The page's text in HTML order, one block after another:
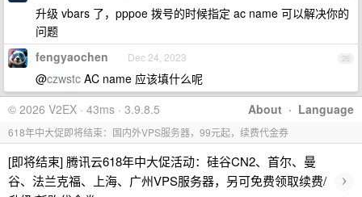
升级 vbars 了，pppoe 拨号的时候指定 ac name 可以解决你的
问题
26
fengyaochen Dec 24, 2023
@czwstc AC name 应该填什么呢
About · Language
© 2026 V2EX · 43ms · 3.9.8.5
618年中大促即将结束：国内外VPS服务器，99元起，续费代金券
[即将结束] 腾讯云618年中大促活动：硅谷CN2、首尔、曼
谷、法兰克福、上海、广州VPS服务器，另可免费领取续费/
›